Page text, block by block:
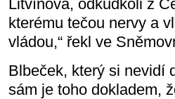
Litvínova, odkudkoli z
kterému tečou nervy a
vládou,“ řekl ve
Blbeček, který si nevidí
sám je toho dokladem,